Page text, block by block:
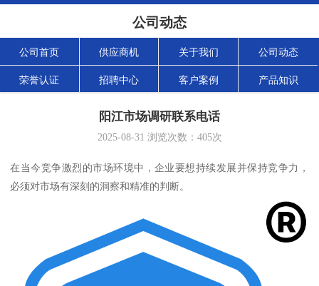
公司动态
公司首页 供应商机 关于我们 公司动态
荣誉认证 招聘中心 客户案例 产品知识
阳江市场调研联系电话
2025-08-31 浏览次数： 405次
在当今竞争激烈的市场环境中，企业要想持续发展并保持竞争力，
必须对市场有深刻的洞察和精准的判断。